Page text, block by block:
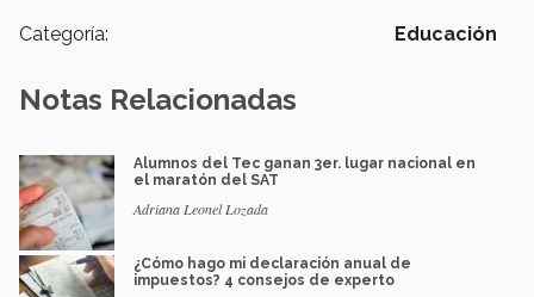
Categoría: Educación
Notas Relacionadas
Alumnos del Tec ganan 3er. lugar nacional en
el maratón del SAT
Adriana Leonel Lozada
¿Cómo hago mi declaración anual de
impuestos? 4 consejos de experto